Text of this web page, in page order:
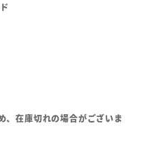
、在庫切れの場合がございま